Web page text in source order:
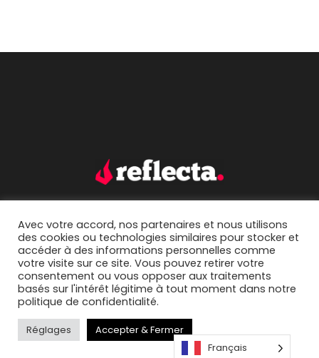
accueil. portfolio.
mentions légales. contact.
Avec votre accord, nos partenaires et nous utilisons
des cookies ou technologies similaires pour stocker et
accéder à des informations personnelles comme
votre visite sur ce site. Vous pouvez retirer votre
consentement ou vous opposer aux traitements
basés sur l'intérêt légitime à tout moment dans notre
politique de confidentialité.
Réglages
Accepter & Fermer
Français